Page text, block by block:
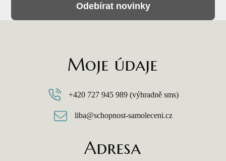
Odebírat novinky
Moje údaje
+420 727 945 989 (výhradně sms)
liba@schopnost-samoleceni.cz
Adresa